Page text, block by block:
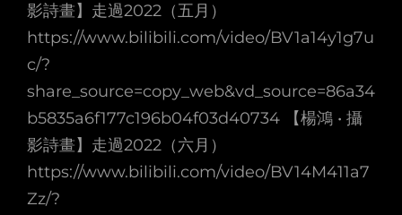
影詩畫】走過2022（五月）
https://www.bilibili.com/video/BV1a14y1g7u
c/?
share_source=copy_web&vd_source=86a34
b5835a6f177c196b04f03d40734 【楊鴻 • 攝
影詩畫】走過2022（六月）
https://www.bilibili.com/video/BV14M411a7
Zz/?